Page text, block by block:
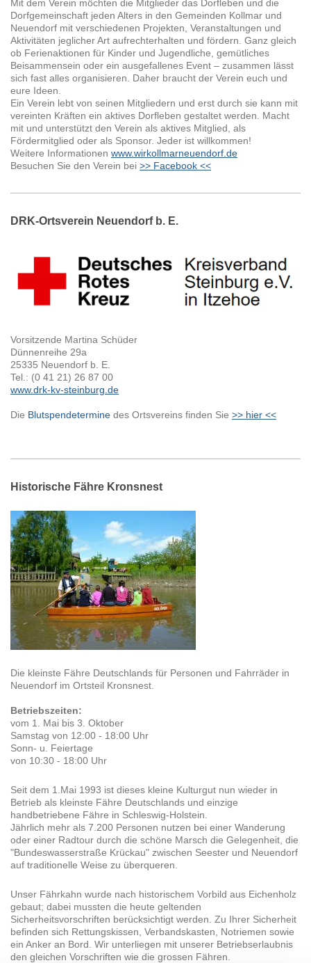
Mit dem Verein möchten die Mitglieder das Dorfleben und die
Dorfgemeinschaft jeden Alters in den Gemeinden Kollmar und
Neuendorf mit verschiedenen Projekten, Veranstaltungen und
Aktivitäten jeglicher Art aufrechterhalten und fördern. Ganz gleich
ob Ferienaktionen für Kinder und Jugendliche, gemütliches
Beisammensein oder ein ausgefallenes Event – zusammen lässt
sich fast alles organisieren. Daher braucht der Verein euch und
eure Ideen.
Ein Verein lebt von seinen Mitgliedern und erst durch sie kann mit
vereinten Kräften ein aktives Dorfleben gestaltet werden. Macht
mit und unterstützt den Verein als aktives Mitglied, als
Fördermitglied oder als Sponsor. Jeder ist willkommen!
Weitere Informationen www.wirkollmarneuendorf.de
Besuchen Sie den Verein bei >> Facebook <<
DRK-Ortsverein Neuendorf b. E.
Vorsitzende Martina Schüder
Dünnenreihe 29a
25335 Neuendorf b. E.
Tel.: (0 41 21) 26 87 00
www.drk-kv-steinburg.de
Die Blutspendetermine des Ortsvereins finden Sie >> hier <<
Historische Fähre Kronsnest
Die kleinste Fähre Deutschlands für Personen und Fahrräder in
Neuendorf im Ortsteil Kronsnest.
Betriebszeiten:
vom 1. Mai bis 3. Oktober
Samstag von 12:00 - 18:00 Uhr
Sonn- u. Feiertage
von 10:30 - 18:00 Uhr
Seit dem 1.Mai 1993 ist dieses kleine Kulturgut nun wieder in
Betrieb als kleinste Fähre Deutschlands und einzige
handbetriebene Fähre in Schleswig-Holstein.
Jährlich mehr als 7.200 Personen nutzen bei einer Wanderung
oder einer Radtour durch die schöne Marsch die Gelegenheit, die
"Bundeswasserstraße Krückau" zwischen Seester und Neuendorf
auf traditionelle Weise zu überqueren.
Unser Fährkahn wurde nach historischem Vorbild aus Eichenholz
gebaut; dabei mussten die heute geltenden
Sicherheitsvorschriften berücksichtigt werden. Zu Ihrer Sicherheit
befinden sich Rettungskissen, Verbandskasten, Notriemen sowie
ein Anker an Bord. Wir unterliegen mit unserer Betriebserlaubnis
den gleichen Vorschriften wie die grossen Fähren.